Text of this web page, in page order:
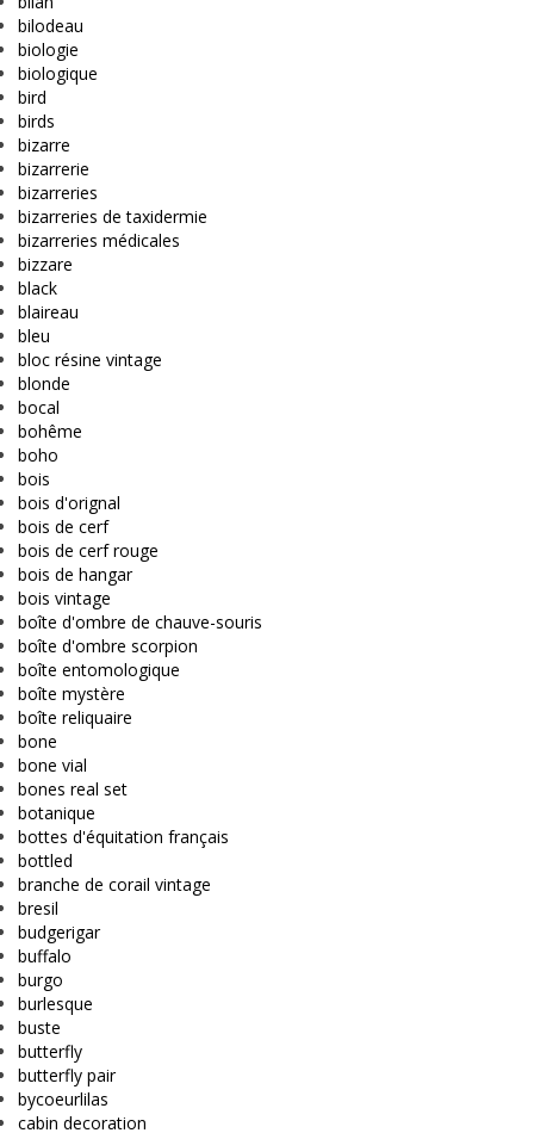
bilodeau
biologie
biologique
bird
birds
bizarre
bizarrerie
bizarreries
bizarreries de taxidermie
bizarreries médicales
bizzare
black
blaireau
bleu
bloc résine vintage
blonde
bocal
bohême
boho
bois
bois d'orignal
bois de cerf
bois de cerf rouge
bois de hangar
bois vintage
boîte d'ombre de chauve-souris
boîte d'ombre scorpion
boîte entomologique
boîte mystère
boîte reliquaire
bone
bone vial
bones real set
botanique
bottes d'équitation français
bottled
branche de corail vintage
bresil
budgerigar
buffalo
burgo
burlesque
buste
butterfly
butterfly pair
bycoeurlilas
cabin decoration